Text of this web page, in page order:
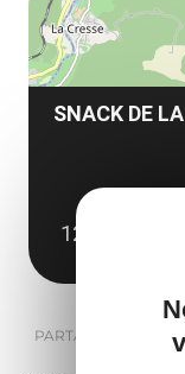
SNACK DE
12720
PARTAGER :